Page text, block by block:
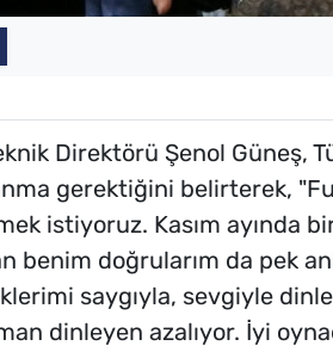
Direktörü Şenol
gerektiğini belirterek,
istiyoruz. Kasım ayında
benim doğrularım da pek
saygıyla, sevgiyle
dinleyen azalıyor. İyi